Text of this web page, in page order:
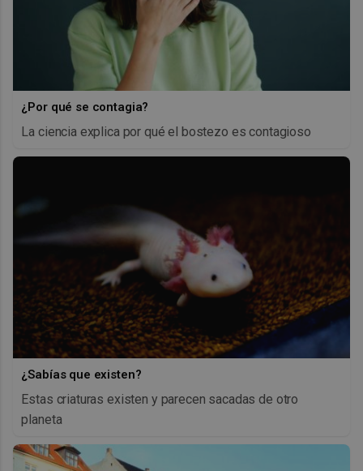
¿Por qué se contagia?
La ciencia explica por qué el bostezo es contagioso
¿Sabías que existen?
Estas criaturas existen y parecen sacadas de otro
planeta